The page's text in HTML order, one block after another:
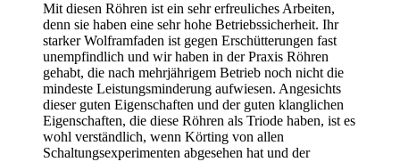
Mit diesen Röhren ist ein sehr erfreuliches Arbeiten,
denn sie haben eine sehr hohe Betriebssicherheit. Ihr
starker Wolframfaden ist gegen Erschütterungen fast
unempfindlich und wir haben in der Praxis Röhren
gehabt, die nach mehrjährigem Betrieb noch nicht die
mindeste Leistungsminderung aufwiesen. Angesichts
dieser guten Eigenschaften und der guten klanglichen
Eigenschaften, die diese Röhren als Triode haben, ist es
wohl verständlich, wenn Körting von allen
Schaltungsexperimenten abgesehen hat und der